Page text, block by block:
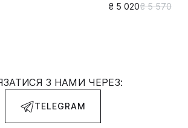
₴ 5 020₴ 5 570
З НАМИ ЧЕРЕЗ:
TELEGRAM